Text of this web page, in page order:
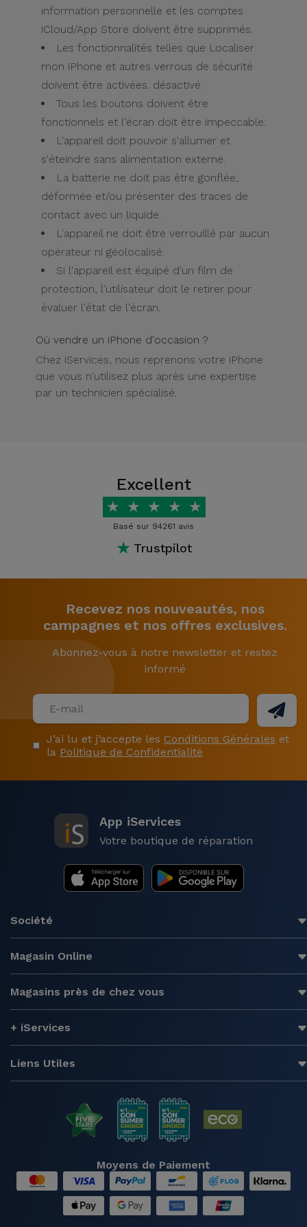
information personnelle et les comptes
iCloud/App Store doivent être supprimés.
Les fonctionnalités telles que Localiser
mon iPhone et autres verrous de sécurité
doivent être activées. désactivé.
Tous les boutons doivent être
fonctionnels et l'écran doit être impeccable.
L'appareil doit pouvoir s'allumer et
s'éteindre sans alimentation externe.
La batterie ne doit pas être gonflée,
déformée et/ou présenter des traces de
contact avec un liquide.
L'appareil ne doit être verrouillé par aucun
opérateur ni géolocalisé.
Si l'appareil est équipé d'un film de
protection, l'utilisateur doit le retirer pour
évaluer l'état de l'écran.
Où vendre un iPhone d'occasion ?
Chez iServices, nous reprenons votre iPhone
que vous n'utilisez plus après une expertise
par un technicien spécialisé.
Excellent
★ ★ ★ ★ ★
Basé sur 94261 avis
★ Trustpilot
Recevez nos nouveautés, nos
campagnes et nos offres exclusives.
Abonnez-vous à notre newsletter et restez
informé
J’ai lu et j’accepte les Conditions Générales et
la Politique de Confidentialité
App iServices
Votre boutique de réparation
Société
Magasin Online
Magasins près de chez vous
+ iServices
Liens Utiles
Moyens de Paiement